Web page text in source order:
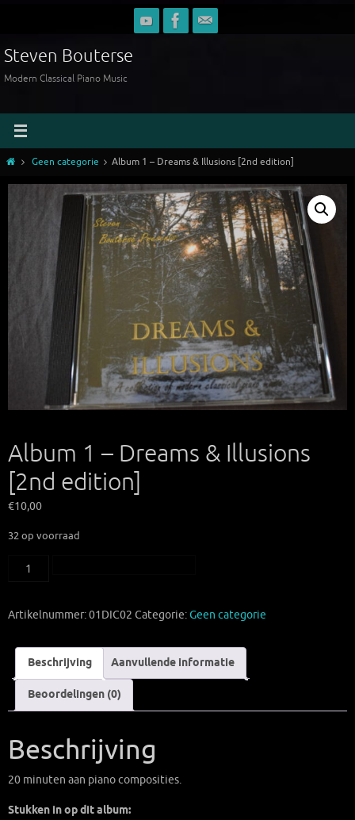
deSteven Bouterse
Modern Classical Piano Music
HomeGeen categorie Album 1 – Dreams & Illusions [2nd edition]
Album 1 – Dreams & Illusions
[2nd edition]
€10,00
32 op voorraad
Album
Dreams
Illusions
[2nd
edition]
aantal
Artikelnummer:01DIC02 Categorie:Geen categorie
Beschrijving Aanvullende informatie
Beoordelingen (0)
Beschrijving
20 minuten aan piano composities.
Stukken in op dit album: